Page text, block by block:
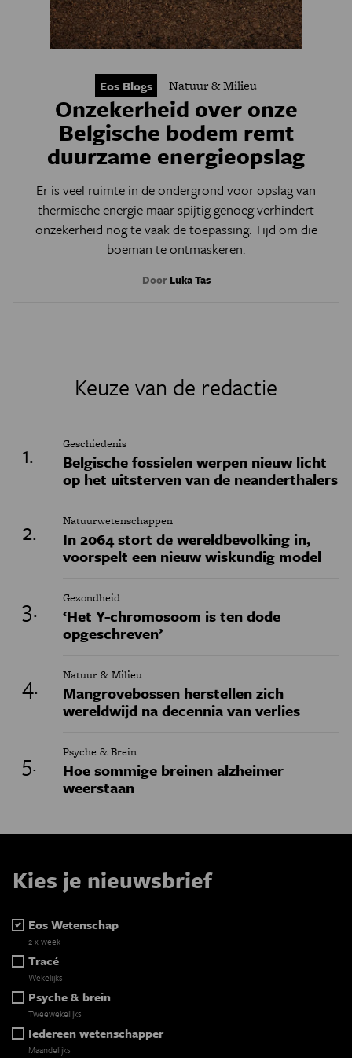
Eos Blogs Natuur & Milieu
Onzekerheid over onze
Belgische bodem remt
duurzame energieopslag
Er is veel ruimte in de ondergrond voor opslag van
thermische energie maar spijtig genoeg verhindert
onzekerheid nog te vaak de toepassing. Tijd om die
boeman te ontmaskeren.
Door Luka Tas
Keuze van de redactie
Geschiedenis
Belgische fossielen werpen nieuw licht
op het uitsterven van de neanderthalers
Natuurwetenschappen
In 2064 stort de wereldbevolking in,
voorspelt een nieuw wiskundig model
Gezondheid
‘Het Y-chromosoom is ten dode
opgeschreven’
Natuur & Milieu
Mangrovebossen herstellen zich
wereldwijd na decennia van verlies
Psyche & Brein
Hoe sommige breinen alzheimer
weerstaan
Kies je nieuwsbrief
Eos Wetenschap
2 x week
Tracé
Wekelijks
Psyche & brein
Tweewekelijks
Iedereen wetenschapper
Maandelijks